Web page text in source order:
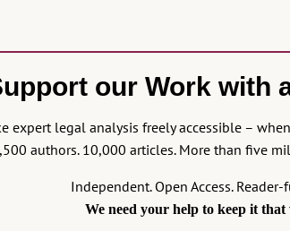
our Work with
expert legal analysis freely accessible –
authors. 10,000 articles. More than five
Independent. Open Access. Reader-
We need your help to keep it that